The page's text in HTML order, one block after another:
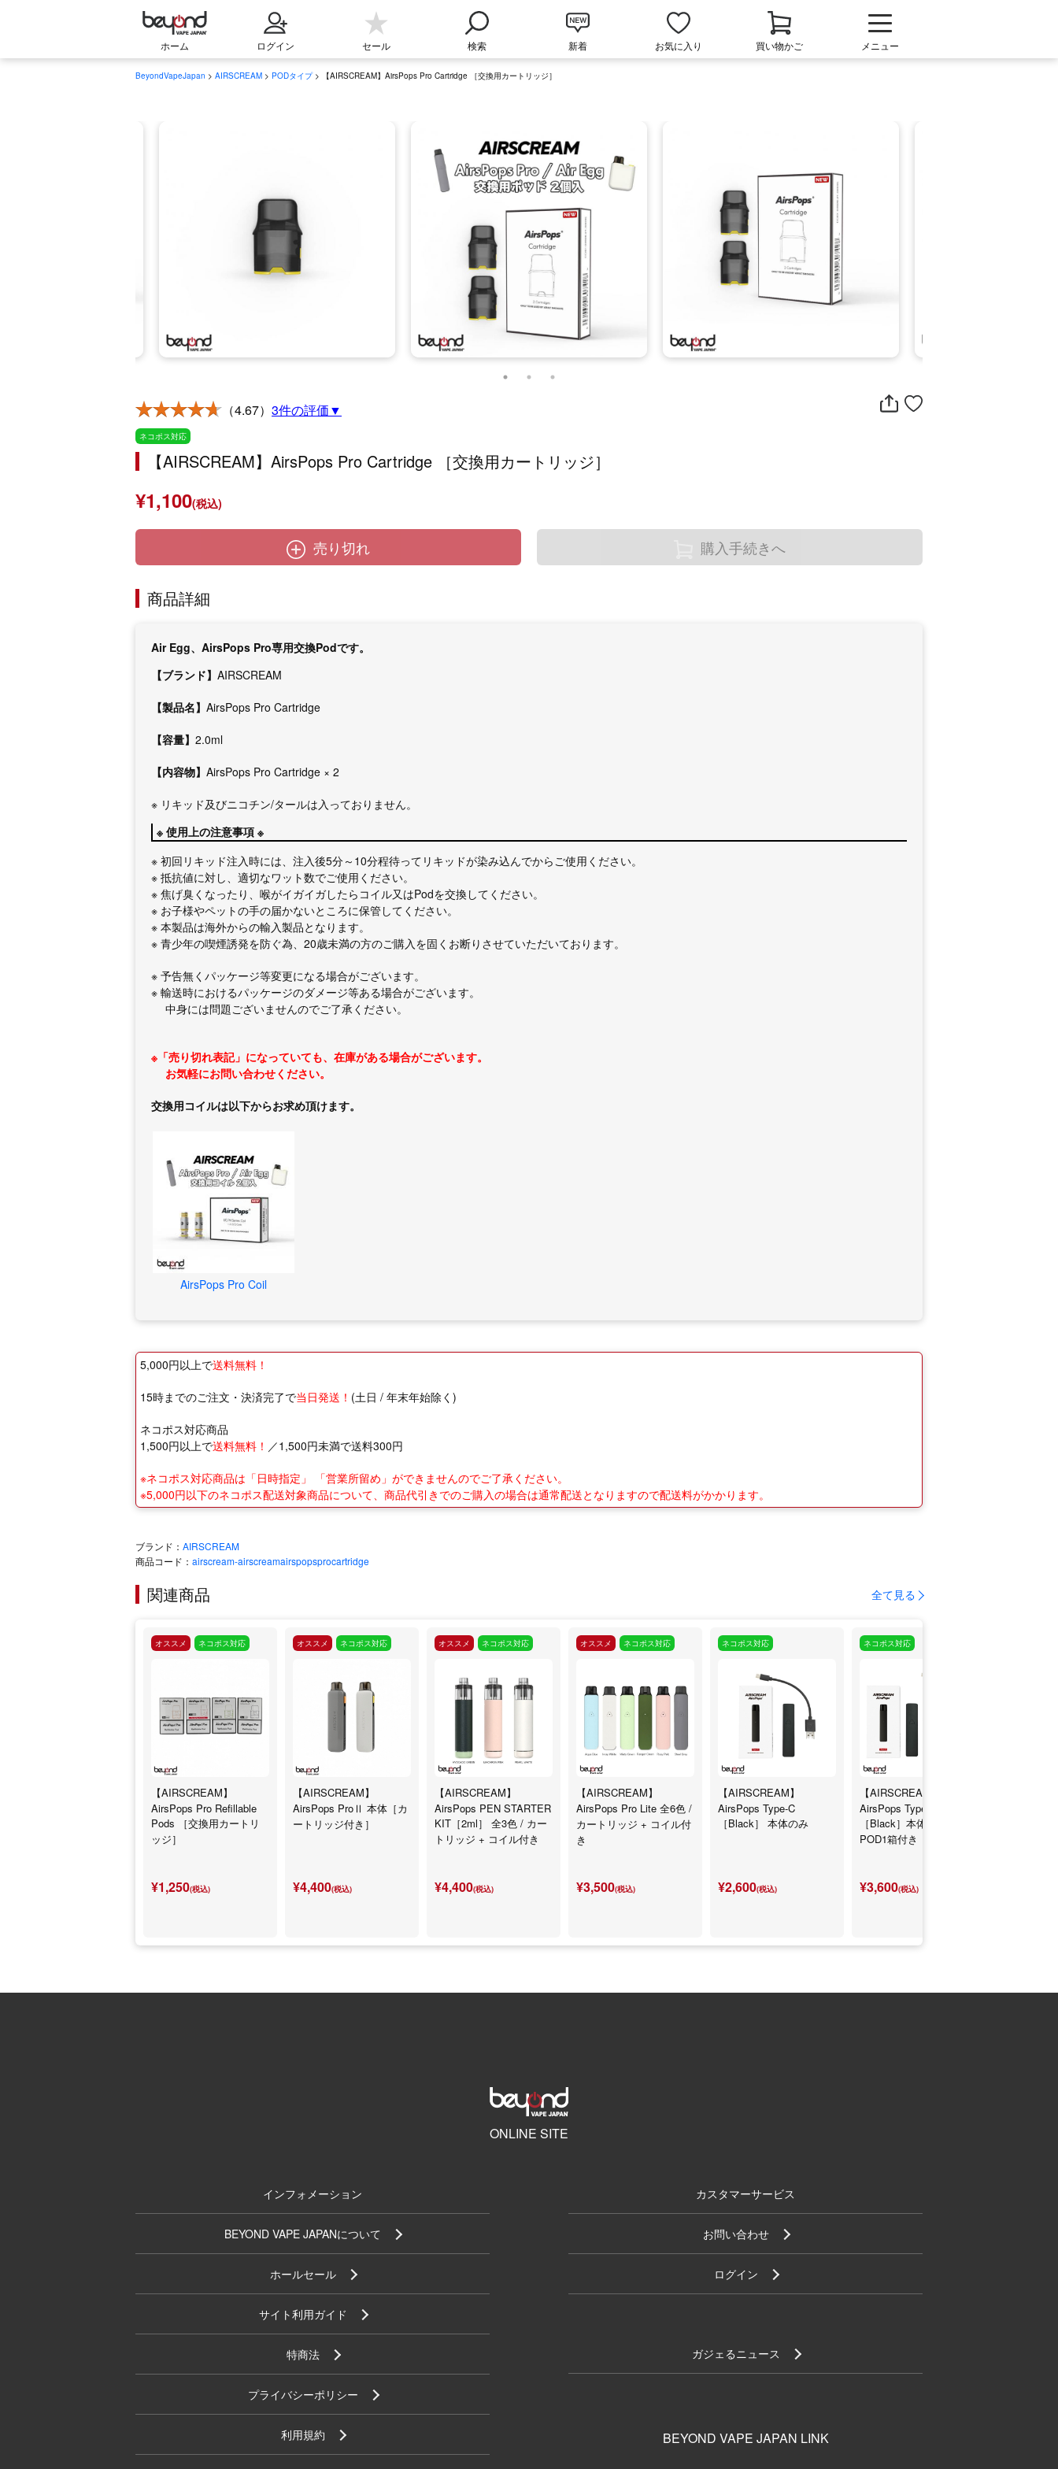
ホーム ログイン セール 検索 新着 お気に入り 買い物かご メニュー
BeyondVapeJapan > AIRSCREAM > PODタイプ> 【AIRSCREAM】AirsPops Pro Cartridge ［交換用カートリッジ］
（4.67） 3件の評価▼
ネコポス対応
【AIRSCREAM】AirsPops Pro Cartridge ［交換用カートリッジ］
¥1,100(税込)
売り切れ 購入手続きへ
商品詳細
Air Egg、AirsPops Pro専用交換Podです。
【ブランド】 AIRSCREAM
【製品名】 AirsPops Pro Cartridge
【容量】 2.0ml
【内容物】 AirsPops Pro Cartridge × 2
※ リキッド及びニコチン/タールは入っておりません。
※ 使用上の注意事項 ※
※ 初回リキッド注入時には、注入後5分～10分程待ってリキッドが染み込んでからご使用ください。
※ 抵抗値に対し、適切なワット数でご使用ください。
※ 焦げ臭くなったり、喉がイガイガしたらコイル又はPodを交換してください。
※ お子様やペットの手の届かないところに保管してください。
※ 本製品は海外からの輸入製品となります。
※ 青少年の喫煙誘発を防ぐ為、20歳未満の方のご購入を固くお断りさせていただいております。
※ 予告無くパッケージ等変更になる場合がございます。
※ 輸送時におけるパッケージのダメージ等ある場合がございます。
中身には問題ございませんのでご了承ください。
※「売り切れ表記」になっていても、在庫がある場合がございます。
お気軽にお問い合わせください。
交換用コイルは以下からお求め頂けます。
AirsPops Pro Coil
5,000円以上で送料無料！
15時までのご注文・決済完了で当日発送！ (土日 / 年末年始除く)
ネコポス対応商品
1,500円以上で送料無料！ ／1,500円未満で送料300円
※ネコポス対応商品は「日時指定」 「営業所留め」ができませんのでご了承ください。
※5,000円以下のネコポス配送対象商品について、商品代引きでのご購入の場合は通常配送となりますので配送料がかかります。
ブランド： AIRSCREAM
商品コード： airscream-airscreamairspopsprocartridge
関連商品 全て見る
オススメ ネコポス対応
【AIRSCREAM】
AirsPops Pro Refillable
Pods ［交換用カートリ
ッジ］
¥1,250(税込)
オススメ ネコポス対応
【AIRSCREAM】
AirsPops ProⅡ 本体［カ
ートリッジ付き］
¥4,400(税込)
オススメ ネコポス対応
【AIRSCREAM】
AirsPops PEN STARTER
KIT［2ml］ 全3色 / カー
トリッジ + コイル付き
¥4,400(税込)
オススメ ネコポス対応
【AIRSCREAM】
AirsPops Pro Lite 全6色 /
カートリッジ + コイル付
き
¥3,500(税込)
ネコポス対応
【AIRSCREAM】
AirsPops Type-C
［Black］ 本体のみ
¥2,600(税込)
ネコポス対応
【AIRSCREAM】
AirsPops Type-C
［Black］本体+交換用
POD1箱付き
¥3,600(税込)
ONLINE SITE
インフォメーション
BEYOND VAPE JAPANについて
ホールセール
サイト利用ガイド
特商法
プライバシーポリシー
利用規約
カスタマーサービス
お問い合わせ
ログイン
ガジェるニュース
BEYOND VAPE JAPAN LINK